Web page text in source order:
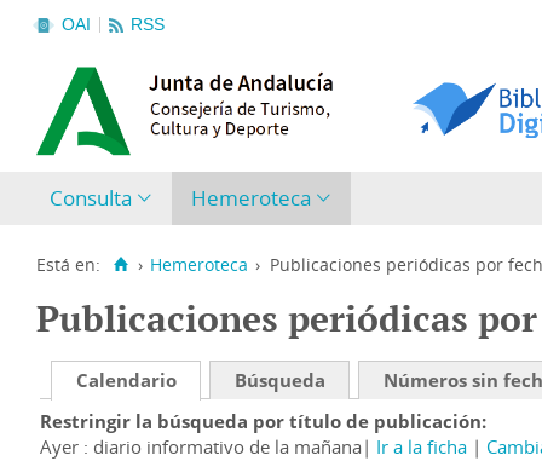
OAI RSS
Consulta Hemeroteca
Está en: › Hemeroteca › Publicaciones periódicas por
Publicaciones periódicas
Calendario Búsqueda
Números sin
Restringir la búsqueda por título de publicación
Ayer : diario informativo de la mañana
Ir a la ficha